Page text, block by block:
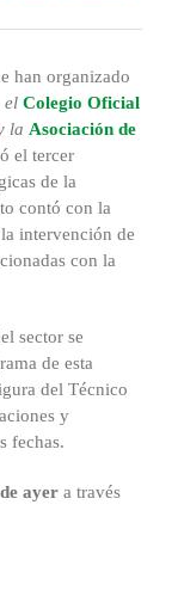
han organizado
el Colegio Oficial
la Asociación de
el tercer
de la
contó con la
intervención de
con la
sector se
de esta
del Técnico
y
fechas.
ayer a través